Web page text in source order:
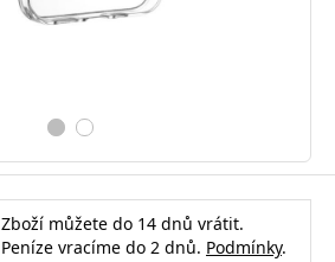
Zboží můžete do 14 dnů vrátit.
Peníze vracíme do 2 dnů. Podmínky.